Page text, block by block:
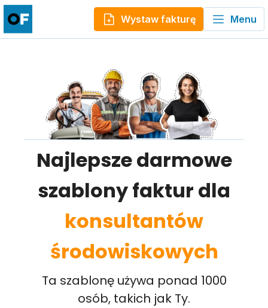
Wystaw fakturę Menu
Najlepsze darmowe
szablony faktur dla
konsultantów
środowiskowych
Ta szablonę używa ponad 1000
osób, takich jak Ty.